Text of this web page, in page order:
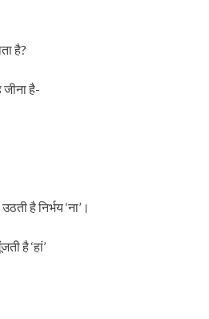
है?
जीना है-
है निर्भय ‘ना’।
है ‘हां’